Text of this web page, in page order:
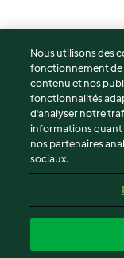
© Copyright 2026
Conditions
Politique de
Non-responsabilité
Mentions légales
Contenu du rapport
Déclaration
Nous utilisons des
fonctionnement de
contenu et nos
fonctionnalités
d’analyser notre
informations quant
nos partenaires
sociaux.